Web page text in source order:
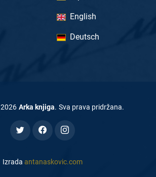
English
Deutsch
2026 Arka knjiga. Sva prava pridržana.
Izrada antanaskovic.com